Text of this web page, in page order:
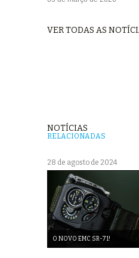
VER TODAS AS
NOTÍCIAS
RELACIONADAS
28 de agosto de 2024
O NOVO EMC SR-71!